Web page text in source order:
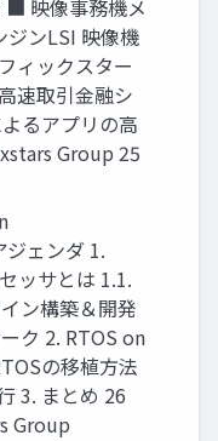
■ 映像事務機メ
ンLSI 映像機
ィックスター
速取引金融シ
るアプリの高
Group 25
ェンダ 1.
ッサとは 1.1.
ン構築＆開発
ク 2. RTOS on
の移植方法
3. まとめ 26
Group